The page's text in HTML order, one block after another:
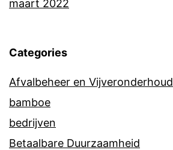
maart 2022
Categories
Afvalbeheer en Vijveronderhoud
bamboe
bedrijven
Betaalbare Duurzaamheid